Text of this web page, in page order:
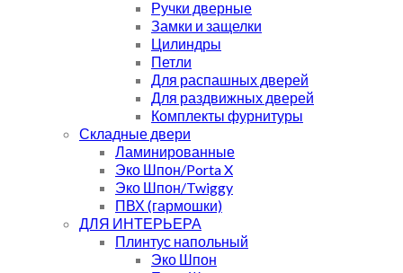
Ручки дверные
Замки и защелки
Цилиндры
Петли
Для распашных дверей
Для раздвижных дверей
Комплекты фурнитуры
Складные двери
Ламинированные
Эко Шпон/Porta X
Эко Шпон/Twiggy
ПВХ (гармошки)
ДЛЯ ИНТЕРЬЕРА
Плинтус напольный
Эко Шпон